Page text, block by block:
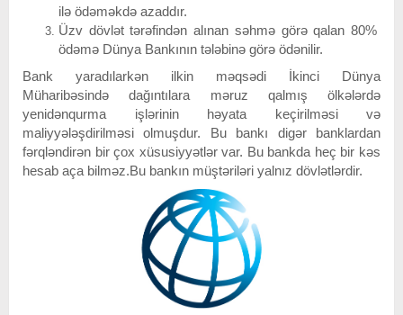
ilə ödəməkdə azaddır.
Üzv dövlət tərəfindən alınan səhmə görə qalan 80%
ödəmə Dünya Bankının tələbinə görə ödənilir.
Bank yaradılarkən ilkin məqsədi İkinci Dünya
Müharibəsində dağıntılara məruz qalmış ölkələrdə
yenidənqurma işlərinin həyata keçirilməsi və
maliyyələşdirilməsi olmuşdur. Bu bankı digər banklardan
fərqləndirən bir çox xüsusiyyətlər var. Bu bankda heç bir kəs
hesab aça bilməz.Bu bankın müştəriləri yalnız dövlətlərdir.